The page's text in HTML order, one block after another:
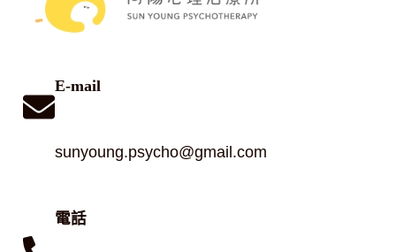
E-mail
sunyoung.psycho@gmail.com
電話